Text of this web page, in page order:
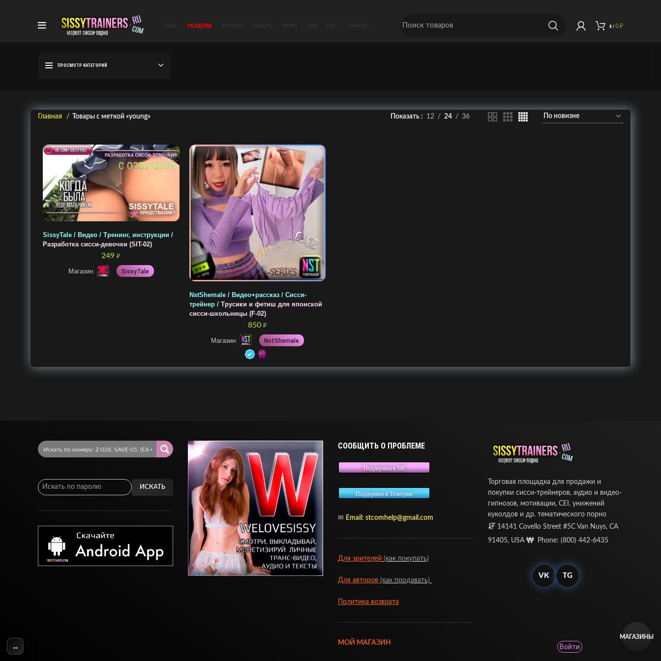
РАЗДЕЛЫ 0 / 0 ₽
ПРОСМОТР КАТЕГОРИЙ
Главная Товары с меткой «young» Показать 12 24 36
SissyTale / Видео / Тренинг, инструкции /
Разработка сисси-девочки (SIT-02)
249₽
Магазин: SissyTale
NstShemale / Видео+рассказ / Сисси-
трейнер / Трусики и фетиш для японской
сисси-школьницы (F-02)
850 ₽
Магазин: NstShemale
ИСКАТЬ
СООБЩИТЬ О ПРОБЛЕМЕ
Поддержка в ВК
Поддержка в Телеграм
✉ Email: stcomhelp@gmail.com
Для зрителей (как покупать)
Для авторов (как продавать)
Политика возврата
МОЙ МАГАЗИН
Торговая площадка для продажи и
покупки сисси-трейнеров, аудио и видео-
гипнозов, мотивации, CEI, унижений
куколдов и др. тематического порно
14141 Covello Street #5C Van Nuys, CA
91405, USA
Phone: (800) 442-6435
VK TG
↔ Войти
МАГАЗИНЫ